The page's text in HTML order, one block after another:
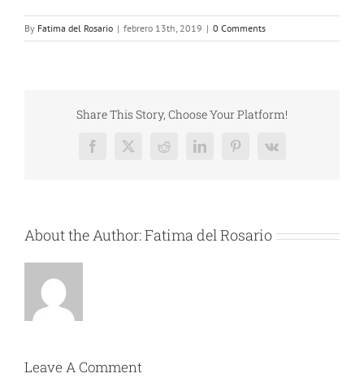
By Fatima del Rosario | febrero 13th, 2019 | 0 Comments
Share This Story, Choose Your Platform!
Facebook
X RedditLinkedInPinterest
Vk
About the Author:Fatima del Rosario
Leave A Comment